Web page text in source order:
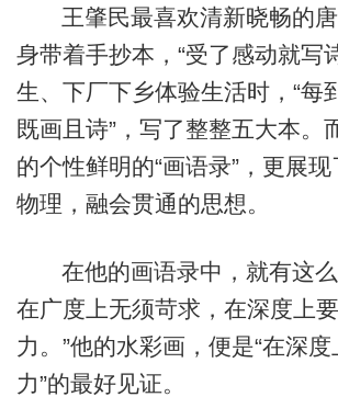
王肇民最喜欢清新晓畅的
身带着手抄本，“受了感动就写
生、下厂下乡体验生活时，“每
既画且诗”，写了整整五大本。
的个性鲜明的“画语录”，更展
物理，融会贯通的思想。
在他的画语录中，就有这
在广度上无须苛求，在深度上
力。”他的水彩画，便是“在深
力”的最好见证。